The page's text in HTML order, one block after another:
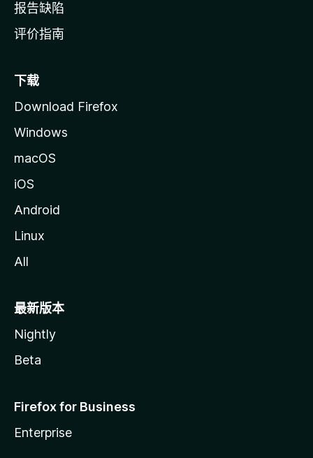
报告缺陷
评价指南
下载
Download Firefox
Windows
macOS
iOS
Android
Linux
All
最新版本
Nightly
Beta
Firefox for Business
Enterprise